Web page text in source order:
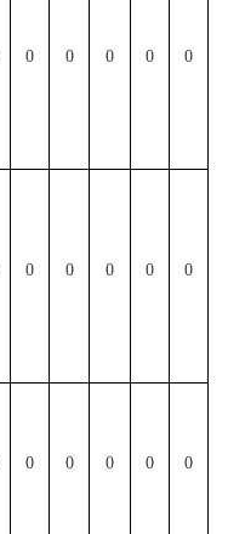
0 0 0 0 0
0 0 0 0 0
0 0 0 0 0